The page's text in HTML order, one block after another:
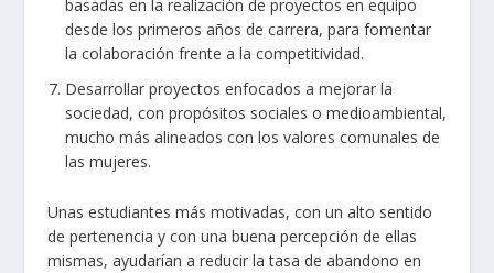
basadas en la realización de proyectos en equipo
desde los primeros años de carrera, para fomentar
la colaboración frente a la competitividad.
Desarrollar proyectos enfocados a mejorar la
sociedad, con propósitos sociales o medioambiental,
mucho más alineados con los valores comunales de
las mujeres.
Unas estudiantes más motivadas, con un alto sentido
de pertenencia y con una buena percepción de ellas
mismas, ayudarían a reducir la tasa de abandono en